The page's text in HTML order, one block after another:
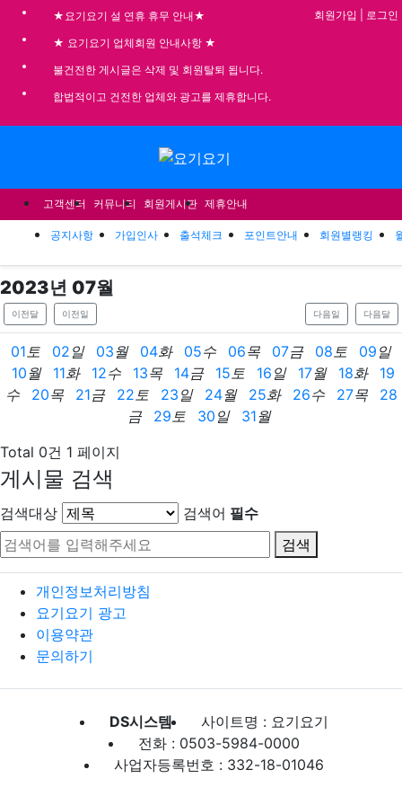
★요기요기 설 연휴 휴무 안내★
★ 요기요기 업체회원 안내사항 ★
불건전한 게시글은 삭제 및 회원탈퇴 됩니다.
합법적이고 건전한 업체와 광고를 제휴합니다.
회원가입 로그인
고객센터 커뮤니티 회원게시판 제휴안내
공지사항 가입인사 출석체크 포인트안내 회원별랭킹
2023년 07월
이전달 이전일 다음일 다음달
01토 02 일 03월 04화 05수 06목 07금 08토 09 일
10월 11화 12수 13목 14금 15토 16 일 17월 18화
19
수
20목 21금 22토 23 일 24월 25화 26수 27목
28
금
29토 30 일 31월
Total 0건 1 페이지
게시물 검색
검색대상 검색어 필수
검색
개인정보처리방침
요기요기 광고
이용약관
문의하기
DS시스템
사이트명 : 요기요기
전화 : 0503-5984-0000
사업자등록번호 : 332-18-01046